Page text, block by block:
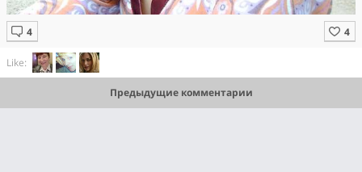
Like:
Предыдущие комментарии